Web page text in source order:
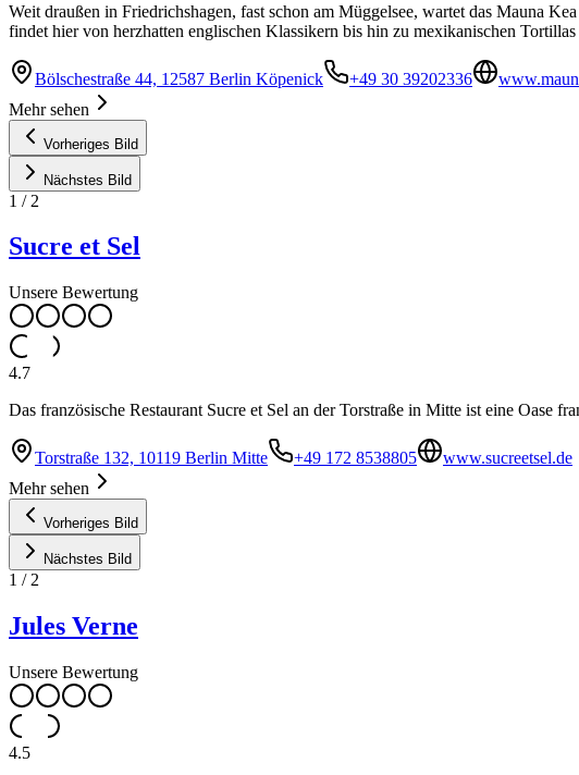
Weit draußen in Friedrichshagen, fast schon am Müggelsee, wartet das Mauna
findet hier von herzhatten englischen Klassikern bis hin zu mexikanischen
Bölschestraße 44, 12587 Berlin Köpenick +49 30 39202336
Mehr sehen
Vorheriges Bild
Nächstes Bild
1 / 2
Sucre et Sel
Unsere Bewertung
4.7
Das französische Restaurant Sucre et Sel an der Torstraße in Mitte ist eine Oase
Torstraße 132, 10119 Berlin Mitte +49 172 8538805
www.sucreetsel.de
Mehr sehen
Vorheriges Bild
Nächstes Bild
1 / 2
Jules Verne
Unsere Bewertung
4.5